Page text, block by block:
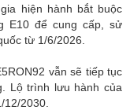
hiện hành bắt buộc
E10 để cung cấp, sử
từ 1/6/2026.
vẫn sẽ tiếp tục
Lộ trình lưu hành của
2030.